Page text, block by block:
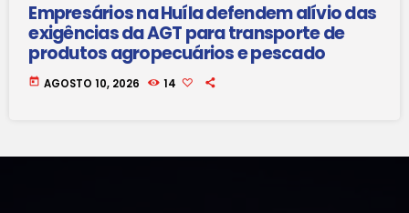
Empresários na Huíla defendem alívio das
exigências da AGT para transporte de
produtos agropecuários e pescado
today AGOSTO 10, 2026 14